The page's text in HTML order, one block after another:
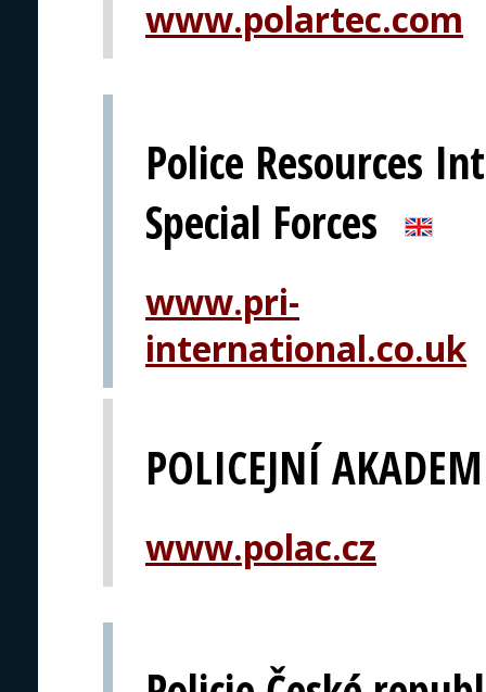
www.polartec.com
Police Resources
Special Forces
www.pri-
international.co.uk
POLICEJNÍ
www.polac.cz